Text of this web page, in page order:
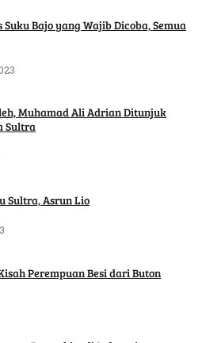
Bajo yang Wajib Dicoba, Semua
Muhamad Ali Adrian Ditunjuk
Sultra
Sultra, Asrun Lio
Perempuan Besi dari Buton